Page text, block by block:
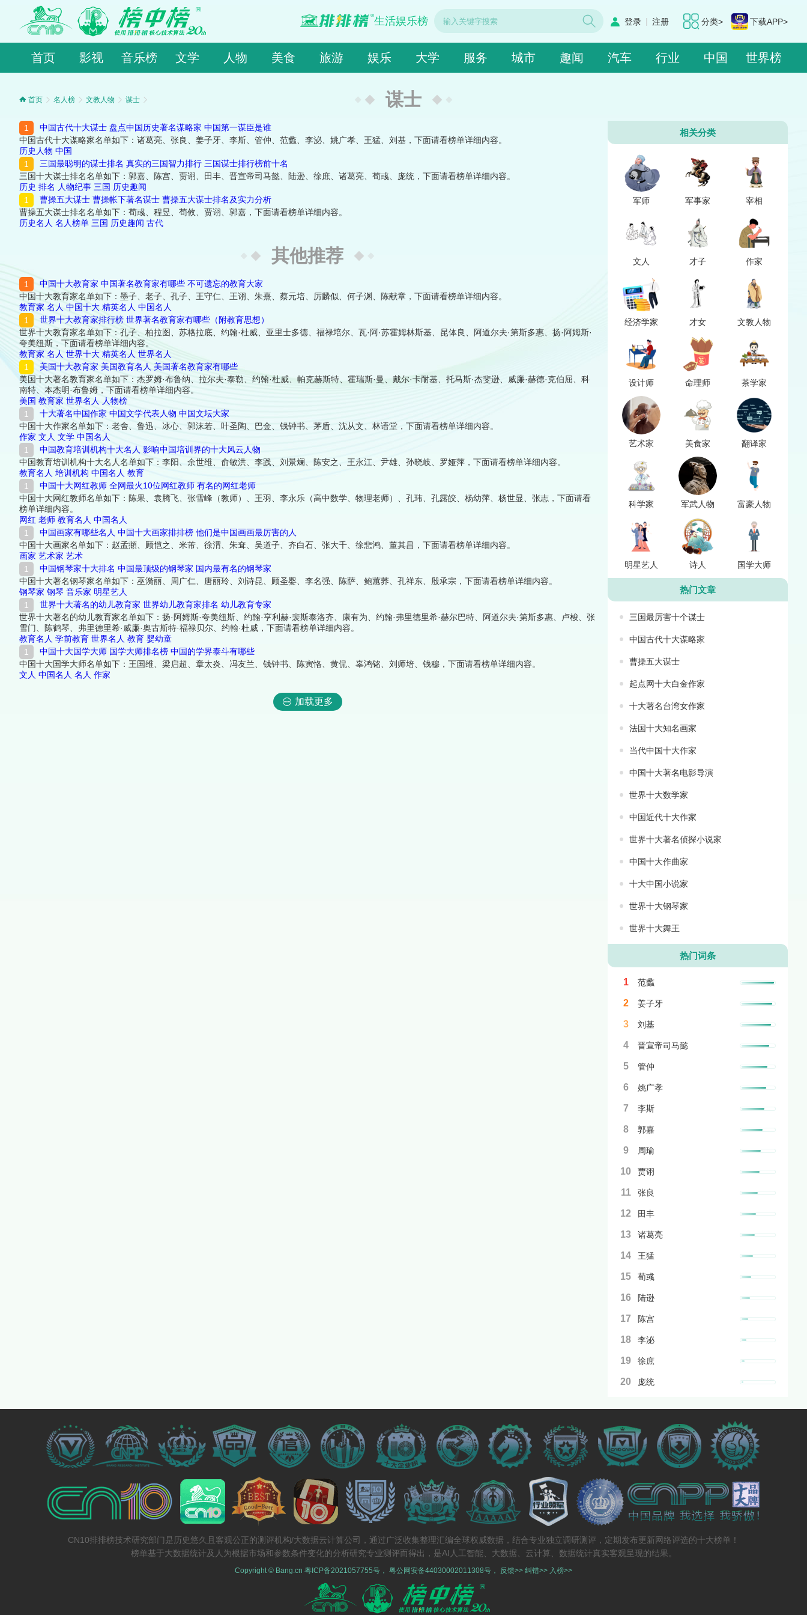
分类> 下载APP>
登录 | 注册
生活娱乐榜
首页 影视 音乐榜 文学 人物 美食 旅游 娱乐 大学 服务 城市 趣闻 汽车 行业 中国 世界榜
谋士
首页 名人榜 文教人物 谋士
中国古代十大谋士 盘点中国历史著名谋略家 中国第一谋臣是谁
中国古代十大谋略家名单如下：诸葛亮、张良、姜子牙、李斯、管仲、范蠡、李泌、姚广孝、王猛、刘基，下面请看榜单详细内容。
历史人物 中国
三国最聪明的谋士排名 真实的三国智力排行 三国谋士排行榜前十名
三国十大谋士排名名单如下：郭嘉、陈宫、贾诩、田丰、晋宣帝司马懿、陆逊、徐庶、诸葛亮、荀彧、庞统，下面请看榜单详细内容。
历史 排名 人物纪事 三国 历史趣闻
曹操五大谋士 曹操帐下著名谋士 曹操五大谋士排名及实力分析
曹操五大谋士排名名单如下：荀彧、程昱、荀攸、贾诩、郭嘉，下面请看榜单详细内容。
历史名人 名人榜单 三国 历史趣闻 古代
其他推荐
中国十大教育家 中国著名教育家有哪些 不可遗忘的教育大家
中国十大教育家名单如下：墨子、老子、孔子、王守仁、王诩、朱熹、蔡元培、厉麟似、何子渊、陈献章，下面请看榜单详细内容。
教育家 名人 中国十大 精英名人 中国名人
世界十大教育家排行榜 世界著名教育家有哪些（附教育思想）
世界十大教育家名单如下：孔子、柏拉图、苏格拉底、约翰·杜威、亚里士多德、福禄培尔、瓦·阿·苏霍姆林斯基、昆体良、阿道尔夫·第斯多惠、扬·阿姆斯·
夸美纽斯，下面请看榜单详细内容。
教育家 名人 世界十大 精英名人 世界名人
美国十大教育家 美国教育名人 美国著名教育家有哪些
美国十大著名教育家名单如下：杰罗姆·布鲁纳、拉尔夫·泰勒、约翰·杜威、帕克赫斯特、霍瑞斯·曼、戴尔·卡耐基、托马斯·杰斐逊、威廉·赫德·克伯屈、科
南特、本杰明·布鲁姆，下面请看榜单详细内容。
美国 教育家 世界名人 人物榜
十大著名中国作家 中国文学代表人物 中国文坛大家
中国十大作家名单如下：老舍、鲁迅、冰心、郭沫若、叶圣陶、巴金、钱钟书、茅盾、沈从文、林语堂，下面请看榜单详细内容。
作家 文人 文学 中国名人
中国教育培训机构十大名人 影响中国培训界的十大风云人物
中国教育培训机构十大名人名单如下：李阳、余世维、俞敏洪、李践、刘景斓、陈安之、王永江、尹雄、孙晓岐、罗娅萍，下面请看榜单详细内容。
教育名人 培训机构 中国名人 教育
中国十大网红教师 全网最火10位网红教师 有名的网红老师
中国十大网红教师名单如下：陈果、袁腾飞、张雪峰（教师）、王羽、李永乐（高中数学、物理老师）、孔玮、孔露皎、杨幼萍、杨世显、张志，下面请看
榜单详细内容。
网红 老师 教育名人 中国名人
中国画家有哪些名人 中国十大画家排排榜 他们是中国画画最厉害的人
中国十大画家名单如下：赵孟頫、顾恺之、米芾、徐渭、朱耷、吴道子、齐白石、张大千、徐悲鸿、董其昌，下面请看榜单详细内容。
画家 艺术家 艺术
中国钢琴家十大排名 中国最顶级的钢琴家 国内最有名的钢琴家
中国十大著名钢琴家名单如下：巫漪丽、周广仁、唐丽玲、刘诗昆、顾圣婴、李名强、陈萨、鲍蕙荞、孔祥东、殷承宗，下面请看榜单详细内容。
钢琴家 钢琴 音乐家 明星艺人
世界十大著名的幼儿教育家 世界幼儿教育家排名 幼儿教育专家
世界十大著名的幼儿教育家名单如下：扬·阿姆斯·夸美纽斯、约翰·亨利赫·裴斯泰洛齐、康有为、约翰·弗里德里希·赫尔巴特、阿道尔夫·第斯多惠、卢梭、张
雪门、陈鹤琴、弗里德里希·威廉·奥古斯特·福禄贝尔、约翰·杜威，下面请看榜单详细内容。
教育名人 学前教育 世界名人 教育 婴幼童
中国十大国学大师 国学大师排名榜 中国的学界泰斗有哪些
中国十大国学大师名单如下：王国维、梁启超、章太炎、冯友兰、钱钟书、陈寅恪、黄侃、辜鸿铭、刘师培、钱穆，下面请看榜单详细内容。
文人 中国名人 名人 作家
加载更多
相关分类
军师 军事家 宰相
文人 才子 作家
经济学家 才女 文教人物
设计师 命理师 茶学家
艺术家 美食家 翻译家
科学家 军武人物 富豪人物
明星艺人 诗人 国学大师
热门文章
三国最厉害十个谋士
中国古代十大谋略家
曹操五大谋士
起点网十大白金作家
十大著名台湾女作家
法国十大知名画家
当代中国十大作家
中国十大著名电影导演
世界十大数学家
中国近代十大作家
世界十大著名侦探小说家
中国十大作曲家
十大中国小说家
世界十大钢琴家
世界十大舞王
热门词条
1 范蠡
2 姜子牙
3 刘基
4 晋宣帝司马懿
5 管仲
6 姚广孝
7 李斯
8 郭嘉
9 周瑜
10 贾诩
11 张良
12 田丰
13 诸葛亮
14 王猛
15 荀彧
16 陆逊
17 陈宫
18 李泌
19 徐庶
20 庞统
CN10排排榜技术研究部门是历史悠久且客观公正的测评机构/大数据云计算公司，通过广泛收集整理汇编全球权威数据，结合专业独立调研测评，定期发布更新网络评选的十大榜单！
榜单基于大数据统计及人为根据市场和参数条件变化的分析研究专业测评而得出，是AI人工智能、大数据、云计算、数据统计真实客观呈现的结果。
Copyright © Bang.cn 粤ICP备2021057755号 ， 粤公网安备44030002011308号 ， 反馈>> 纠错>> 入榜>>